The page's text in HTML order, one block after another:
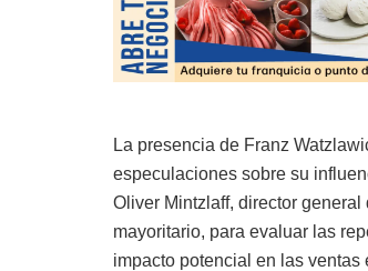
La presencia de Franz
especulaciones sobre su
Oliver Mintzlaff, director
mayoritario, para evaluar las
impacto potencial en las